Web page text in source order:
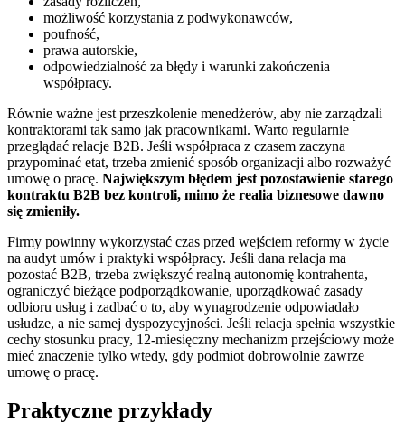
możliwość korzystania z podwykonawców,
poufność,
prawa autorskie,
odpowiedzialność za błędy i warunki zakończenia
współpracy.
Równie ważne jest przeszkolenie menedżerów, aby nie zarządzali
kontraktorami tak samo jak pracownikami. Warto regularnie
przeglądać relacje B2B. Jeśli współpraca z czasem zaczyna
przypominać etat, trzeba zmienić sposób organizacji albo rozważyć
umowę o pracę. Największym błędem jest pozostawienie starego
kontraktu B2B bez kontroli, mimo że realia biznesowe dawno
się zmieniły.
Firmy powinny wykorzystać czas przed wejściem reformy w życie
na audyt umów i praktyki współpracy. Jeśli dana relacja ma
pozostać B2B, trzeba zwiększyć realną autonomię kontrahenta,
ograniczyć bieżące podporządkowanie, uporządkować zasady
odbioru usług i zadbać o to, aby wynagrodzenie odpowiadało
usłudze, a nie samej dyspozycyjności. Jeśli relacja spełnia wszystkie
cechy stosunku pracy, 12-miesięczny mechanizm przejściowy może
mieć znaczenie tylko wtedy, gdy podmiot dobrowolnie zawrze
umowę o pracę.
Praktyczne przykłady